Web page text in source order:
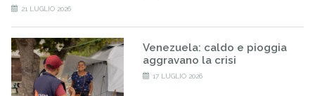
21 LUGLIO 2026
Venezuela: caldo e pioggia
aggravano la crisi
17 LUGLIO 2026